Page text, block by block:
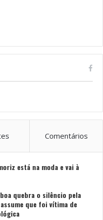
Comentários
está na moda e vai à
quebra o silêncio pela
que foi vítima de